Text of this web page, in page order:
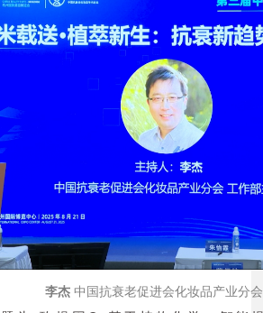
李杰 中国抗衰老促进会化妆品产业分